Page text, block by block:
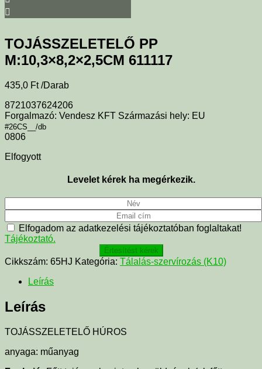
TOJÁSSZELETELŐ PP
M:10,3×8,2×2,5CM 611117
435,0 Ft /Darab
8721037624206
Forgalmazó: Vendesz KFT Származási hely: EU
#26CS__/db
0806
Elfogyott
Levelet kérek ha megérkezik.
Elfogadom az adatkezelési tájékoztatóban foglaltakat!
Tájékoztató.
Értesítést kérek
Cikkszám: 65HJ Kategória: Tálalás-szervírozás (K10)
Leírás
Leírás
TOJÁSSZELETELŐ HÚROS
anyaga: műanyag